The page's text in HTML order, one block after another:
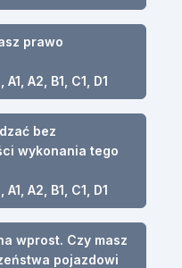
prawo
A2, B1, C1, D1
bez
wykonania tego
A2, B1, C1, D1
wprost. Czy masz
pojazdowi